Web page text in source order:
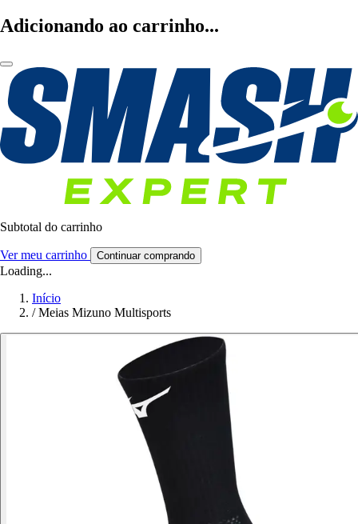
Adicionando ao carrinho...
Subtotal do carrinho
Ver meu carrinho Continuar comprando
Loading...
Início
/ Meias Mizuno Multisports